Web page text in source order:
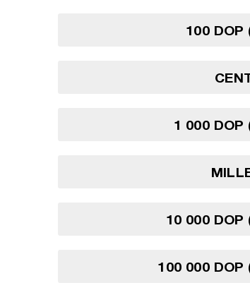
100 DOP
1 000 DOP
10 000 DOP
100 000 DOP